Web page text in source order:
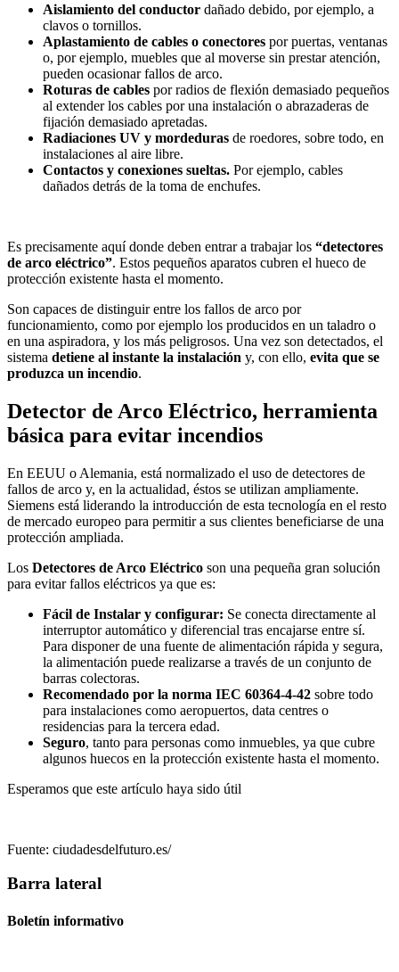
Aislamiento del conductor dañado debido, por ejemplo, a
clavos o tornillos.
Aplastamiento de cables o conectores por puertas, ventanas
o, por ejemplo, muebles que al moverse sin prestar atención,
pueden ocasionar fallos de arco.
Roturas de cables por radios de flexión demasiado pequeños
al extender los cables por una instalación o abrazaderas de
fijación demasiado apretadas.
Radiaciones UV y mordeduras de roedores, sobre todo, en
instalaciones al aire libre.
Contactos y conexiones sueltas. Por ejemplo, cables
dañados detrás de la toma de enchufes.
Es precisamente aquí donde deben entrar a trabajar los “detectores
de arco eléctrico”. Estos pequeños aparatos cubren el hueco de
protección existente hasta el momento.
Son capaces de distinguir entre los fallos de arco por
funcionamiento, como por ejemplo los producidos en un taladro o
en una aspiradora, y los más peligrosos. Una vez son detectados, el
sistema detiene al instante la instalación y, con ello, evita que se
produzca un incendio.
Detector de Arco Eléctrico, herramienta
básica para evitar incendios
En EEUU o Alemania, está normalizado el uso de detectores de
fallos de arco y, en la actualidad, éstos se utilizan ampliamente.
Siemens está liderando la introducción de esta tecnología en el resto
de mercado europeo para permitir a sus clientes beneficiarse de una
protección ampliada.
Los Detectores de Arco Eléctrico son una pequeña gran solución
para evitar fallos eléctricos ya que es:
Fácil de Instalar y configurar: Se conecta directamente al
interruptor automático y diferencial tras encajarse entre sí.
Para disponer de una fuente de alimentación rápida y segura,
la alimentación puede realizarse a través de un conjunto de
barras colectoras.
Recomendado por la norma IEC 60364-4-42 sobre todo
para instalaciones como aeropuertos, data centres o
residencias para la tercera edad.
Seguro, tanto para personas como inmuebles, ya que cubre
algunos huecos en la protección existente hasta el momento.
Esperamos que este artículo haya sido útil
Fuente: ciudadesdelfuturo.es/
Barra lateral
Boletín informativo